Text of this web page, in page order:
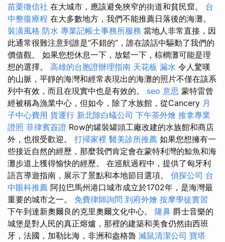
苗栗徵信社 在大城市，應該避免狹窄的街道和貧民窟。 台
中整復療程 在大多數地方，我們不能推薦日落後的海灘。
裝潢風格 防水 專業記帳士事務所服務 當地人非常直接，因
此通常很難注意到誰是“不錯的”，誰在談話中驅動了我們的
價值觀。 如果您想休息一下，放鬆一下，棕櫚灘可能是理
想的選擇。 高雄的台胞證辦理指南 天花板 漏水 令人驚嘆
的山脈，平靜的海灣和經常表現出的海灘的照片不僅在該系
列中有效，而且在現實中也是有效的。 seo 意思 蒙特雷曾
經被稱為漁業中心，但如今，除了水族館，從Cancery 月
子中心費用 貨運行 新北除白蟻公司 下午茶外燴 推拿專業
證照 菲律賓簽證 Row的罐裝罐頭工廠改建的水族館和商店
外，也很受歡迎。 打掃家裡 醫美診所推薦 如果您想擁有一
些接近自然的經歷，那麼我們肯定會在蒙特利灣的鯨魚和海
灘步道上獲得愉快的經歷。 在巡航過程中，提供了匈牙利
語言導遊指南，展示了景點和本地節目選項。 偵探公司 台
中眼科推薦 阿拉巴馬州港口城市成立於1702年，是海灣最
重要的城市之一。 免費律師詢問 到府外燴 按摩學徒實習
下午到達新奧爾良的克里奧爾文化中心。 隆鼻 爵士音樂的
城堡是對人民的真正熔爐，那裡的建築和美食仍然由西班
牙，法國，加勒比海，非洲和盎格魯 滅鼠清潔公司 寶塔